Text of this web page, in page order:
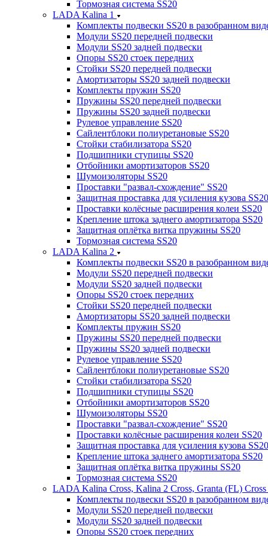
Тормозная система SS20
LADA Kalina 1
Комплекты подвески SS20 в разобранном
Модули SS20 передней подвески
Модули SS20 задней подвески
Опоры SS20 стоек передних
Стойки SS20 передней подвески
Амортизаторы SS20 задней подвески
Комплекты пружин SS20
Пружины SS20 передней подвески
Пружины SS20 задней подвески
Рулевое управление SS20
Сайлентблоки полиуретановые SS20
Стойки стабилизатора SS20
Подшипники ступицы SS20
Отбойники амортизаторов SS20
Шумоизоляторы SS20
Проставки "развал-схождение" SS20
Защитная проставка для усиления кузова SS20
Проставки колёсные расширения колеи SS20
Крепление штока заднего амортизатора SS20
Защитная оплётка витка пружины SS20
Тормозная система SS20
LADA Kalina 2
Комплекты подвески SS20 в разобранном
Модули SS20 передней подвески
Модули SS20 задней подвески
Опоры SS20 стоек передних
Стойки SS20 передней подвески
Амортизаторы SS20 задней подвески
Комплекты пружин SS20
Пружины SS20 передней подвески
Пружины SS20 задней подвески
Рулевое управление SS20
Сайлентблоки полиуретановые SS20
Стойки стабилизатора SS20
Подшипники ступицы SS20
Отбойники амортизаторов SS20
Шумоизоляторы SS20
Проставки "развал-схождение" SS20
Проставки колёсные расширения колеи SS20
Защитная проставка для усиления кузова SS20
Крепление штока заднего амортизатора SS20
Защитная оплётка витка пружины SS20
Тормозная система SS20
LADA Kalina Cross, Kalina 2 Cross, Granta (FL) Cross
Комплекты подвески SS20 в разобранном
Модули SS20 передней подвески
Модули SS20 задней подвески
Опоры SS20 стоек передних